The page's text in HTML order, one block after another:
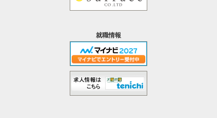
就職情報